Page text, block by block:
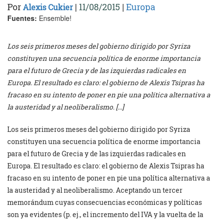
PorAlexis Cukier | 11/08/2015 | Europa
Fuentes: Ensemble!
Los seis primeros meses del gobierno dirigido por Syriza
constituyen una secuencia política de enorme importancia
para el futuro de Grecia y de las izquierdas radicales en
Europa. El resultado es claro: el gobierno de Alexis Tsipras ha
fracaso en su intento de poner en pie una política alternativa a
la austeridad y al neoliberalismo. […]
Los seis primeros meses del gobierno dirigido por Syriza
constituyen una secuencia política de enorme importancia
para el futuro de Grecia y de las izquierdas radicales en
Europa. El resultado es claro: el gobierno de Alexis Tsipras ha
fracaso en su intento de poner en pie una política alternativa a
la austeridad y al neoliberalismo. Aceptando un tercer
memorándum cuyas consecuencias económicas y políticas
son ya evidentes (p. ej., el incremento del IVA y la vuelta de la